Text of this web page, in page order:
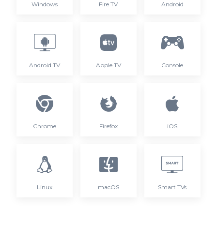
Windows Fire TV Android
Android TV Apple TV Console
Chrome Firefox iOS
Linux macOS Smart TVs